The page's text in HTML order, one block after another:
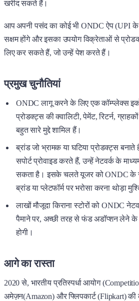
खरीद सकते हैं।
आप अपनी पसंद का कोई भी ONDC ऐप (UPI
सक्षम होंगे और इसका उपयोग विक्रेताओं से
लिए कर सकते हैं, जो उन्हें पेश करते हैं।
प्रमुख चुनौतियां
ONDC लागू करने के लिए एक कॉम्प्लेक्स
प्रोडक्ट्स की क्वालिटी, पेमेंट, रिटर्न,
बहुत सारे मुद्दे शामिल हैं।
ब्रांड जो भ्रामक या घटिया प्रोडक्ट्स
सपोर्ट प्रोवाइड करते हैं, उन्हें नेटवर्क के
सकता है। इसके चलते यूजर को ONDC के
ब्रांड या प्लेटफॉर्म पर भरोसा करना थोड़ा
लाखों मौजूदा किराना स्टोरों को ONDC
पैमाने पर, अच्छी तरह से फंड अडॉप्शन लेने
होगी।
आगे का रास्ता
2020 से, भारतीय प्रतिस्पर्धा आयोग
अमेज़न(Amazon) और फ्लिपकार्ट (Flipkart) की